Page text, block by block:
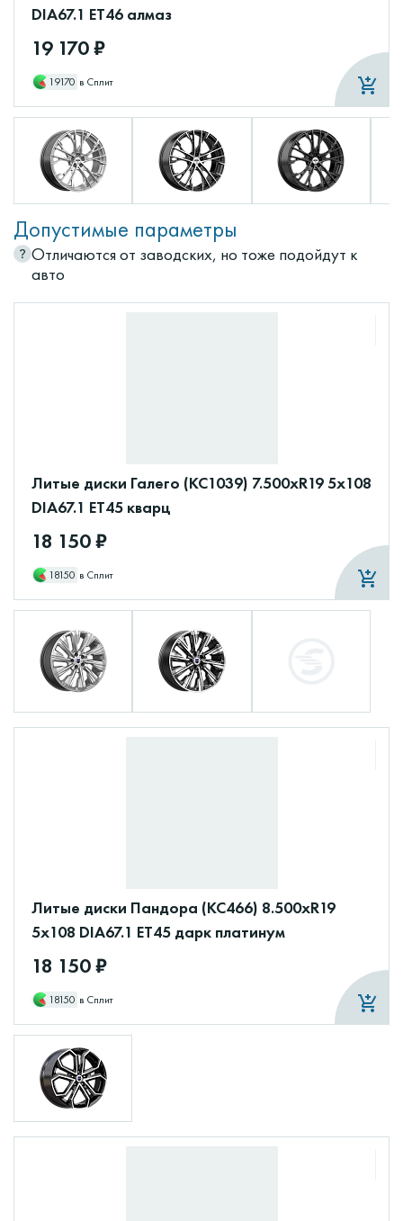
DIA67.1 ET46 алмаз
19 170 ₽
19170 в Сплит
Допустимые параметры
Отличаются от заводских, но тоже подойдут к
авто
Литые диски Галего (КС1039) 7.500xR19 5x108
DIA67.1 ET45 кварц
18 150 ₽
18150 в Сплит
Литые диски Пандора (КС466) 8.500xR19
5x108 DIA67.1 ET45 дарк платинум
18 150 ₽
18150 в Сплит